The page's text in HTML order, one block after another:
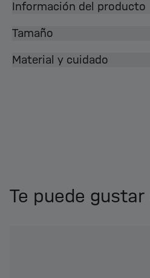
Información del producto
Tamaño
Material y cuidado
Te puede